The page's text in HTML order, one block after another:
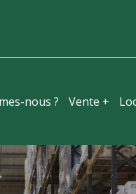
nous ? Vente +